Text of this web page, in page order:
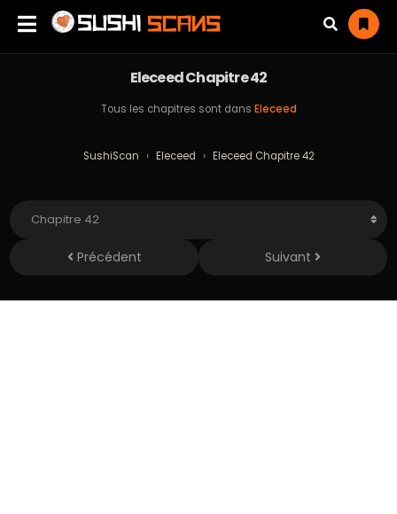
Eleceed Chapitre 42
Tous les chapitres sont dans Eleceed
SushiScan › Eleceed › Eleceed Chapitre 42
Précédent Suivant